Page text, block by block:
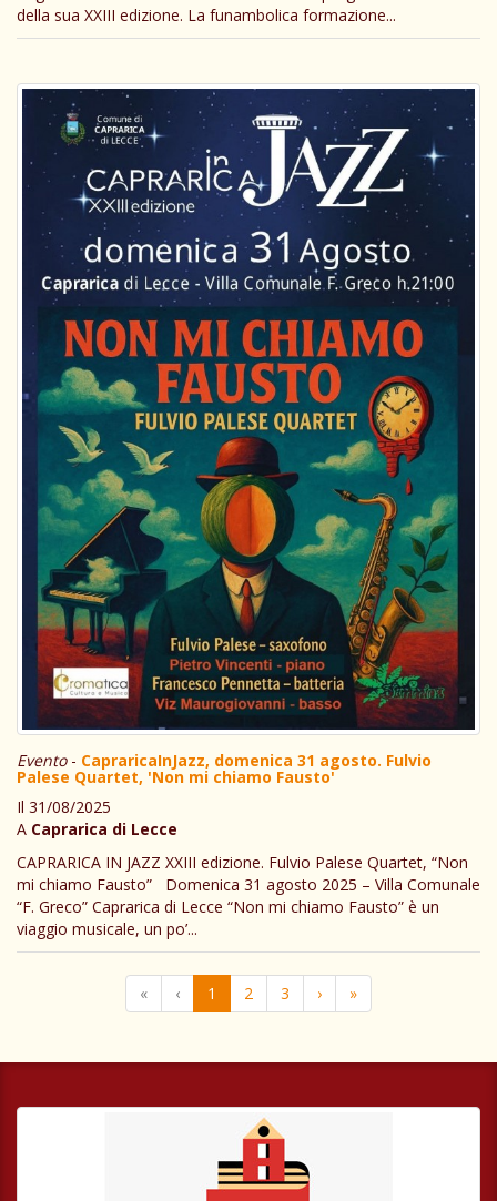
della sua XXIII edizione. La funambolica formazione...
Evento- CapraricaInJazz, domenica 31 agosto. Fulvio
Palese Quartet, 'Non mi chiamo Fausto'
Il 31/08/2025
A Caprarica di Lecce
CAPRARICA IN JAZZ XXIII edizione. Fulvio Palese Quartet, “Non
mi chiamo Fausto” Domenica 31 agosto 2025 – Villa Comunale
“F. Greco” Caprarica di Lecce “Non mi chiamo Fausto” è un
viaggio musicale, un po’...
« ‹ 1 2 3 › »